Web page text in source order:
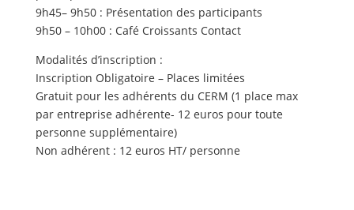
9h45– 9h50 : Présentation des participants
9h50 – 10h00 : Café Croissants Contact
Modalités d’inscription :
Inscription Obligatoire – Places limitées
Gratuit pour les adhérents du CERM (1 place max
par entreprise adhérente- 12 euros pour toute
personne supplémentaire)
Non adhérent : 12 euros HT/ personne